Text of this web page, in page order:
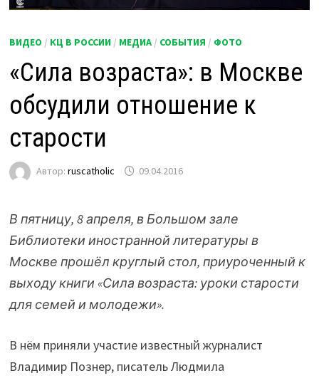
ВИДЕО / КЦ В РОССИИ / МЕДИА / СОБЫТИЯ / ФОТО
«Сила возраста»: в Москве
обсудили отношение к
старости
Автор:ruscatholic 09.04.2016
В пятницу, 8 апреля, в Большом зале
Библиотеки иностранной литературы в
Москве прошёл круглый стол, приуроченный к
выходу книги «Сила возраста: уроки старости
для семей и молодежи».
В нём приняли участие известный журналист
Владимир Познер, писатель Людмила